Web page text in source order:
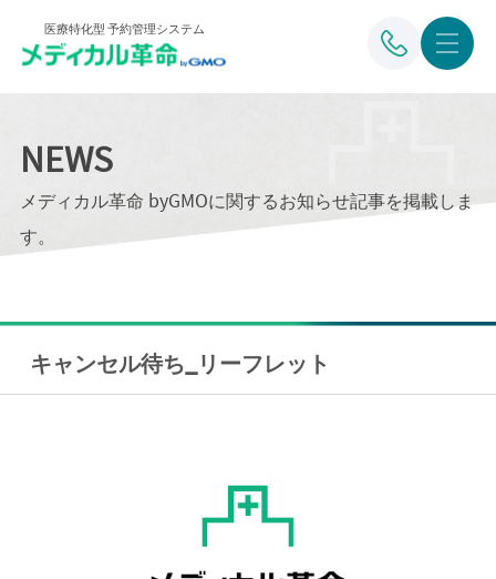
医療特化型 予約管理システム
NEWS
メディカル革命 byGMOに関するお知らせ記事を掲載しま
す。
キャンセル待ち_リーフレット